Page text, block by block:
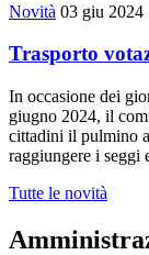
Novità 03 giu 2024
Trasporto
In occasione dei
giugno 2024, il
cittadini il pulmino
raggiungere i seggi
Tutte le novità